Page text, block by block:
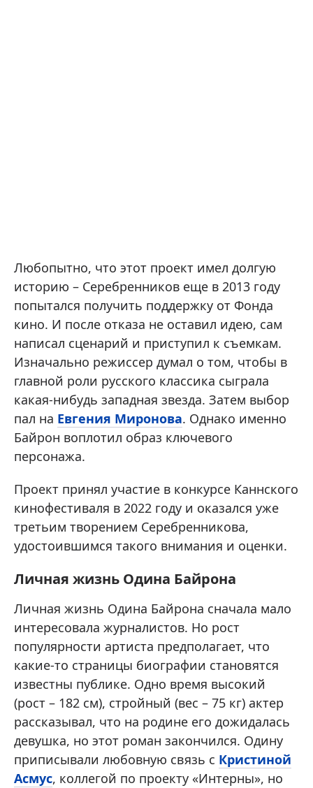
Любопытно, что этот проект имел долгую
историю – Серебренников еще в 2013 году
попытался получить поддержку от Фонда
кино. И после отказа не оставил идею, сам
написал сценарий и приступил к съемкам.
Изначально режиссер думал о том, чтобы в
главной роли русского классика сыграла
какая-нибудь западная звезда. Затем выбор
пал на Евгения Миронова. Однако именно
Байрон воплотил образ ключевого
персонажа.
Проект принял участие в конкурсе Каннского
кинофестиваля в 2022 году и оказался уже
третьим творением Серебренникова,
удостоившимся такого внимания и оценки.
Личная жизнь Одина Байрона
Личная жизнь Одина Байрона сначала мало
интересовала журналистов. Но рост
популярности артиста предполагает, что
какие-то страницы биографии становятся
известны публике. Одно время высокий
(рост – 182 см), стройный (вес – 75 кг) актер
рассказывал, что на родине его дожидалась
девушка, но этот роман закончился. Одину
приписывали любовную связь с Кристиной
Асмус, коллегой по проекту «Интерны», но